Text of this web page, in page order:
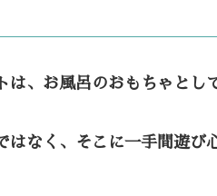
は、お風呂のおもちゃとし
はなく、そこに一手間遊び